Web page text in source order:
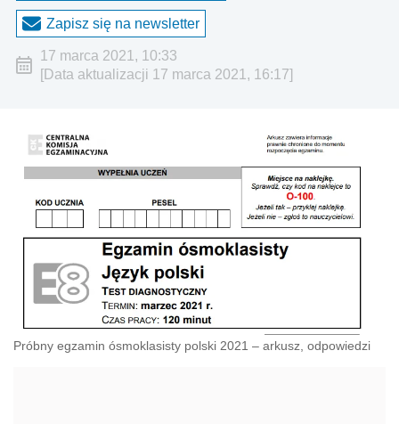
Zapisz się na newsletter
17 marca 2021, 10:33
[Data aktualizacji 17 marca 2021, 16:17]
Próbny egzamin ósmoklasisty polski 2021 – arkusz, odpowiedzi